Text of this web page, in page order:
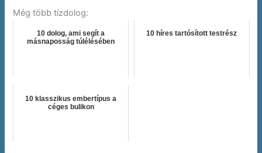
Még több tízdolog:
10 dolog, ami segít a
másnaposság túlélésében
10 híres tartósított testrész
10 klasszikus embertípus a
céges bulikon